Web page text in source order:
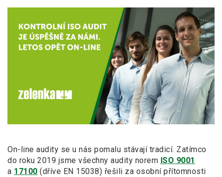
On-line audity se u nás pomalu stávají tradicí. Zatímco
do roku 2019 jsme všechny audity norem ISO 9001
a 17100 (dříve EN 15038) řešili za osobní přítomnosti